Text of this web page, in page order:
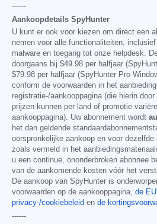
------
Aankoopdetails SpyHunter
U kunt er ook voor kiezen om direct een
nemen voor alle functionaliteiten,
malware en toegang tot onze helpdesk.
doorgaans bij $49.98 per halfjaar
$79.98 per halfjaar (SpyHunter Pro
conform de voorwaarden in het
registratie-/aankooppagina (die hierin
prijzen kunnen per land of promotie
aankooppagina). Uw abonnement wordt
het dan geldende
oorspronkelijke aankoop en voor
zoals vermeld in het
u een continue, ononderbroken abonnee
van de aankomende kosten vóór het
De aankoop van SpyHunter is
voorwaarden op de aankooppagina, de
privacy-/cookiebeleid en de
------